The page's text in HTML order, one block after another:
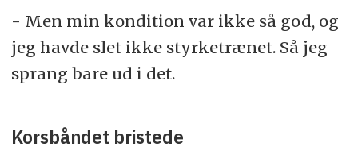
- Men min kondition var ikke så god, og
jeg havde slet ikke styrketrænet. Så jeg
sprang bare ud i det.
Korsbåndet bristede